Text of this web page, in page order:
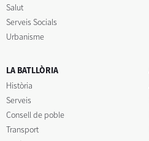
Salut
Serveis Socials
Urbanisme
LA BATLLÒRIA
Història
Serveis
Consell de poble
Transport